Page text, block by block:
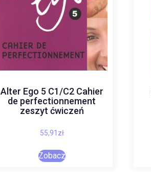
Alter Ego 5 C1/C2 Cahier
de perfectionnement
zeszyt ćwiczeń
55,91 zł
Zobacz